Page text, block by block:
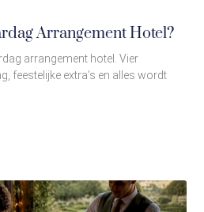
Arrangement Hotel?
arrangement hotel. Vier
feestelijke extra’s en alles wordt